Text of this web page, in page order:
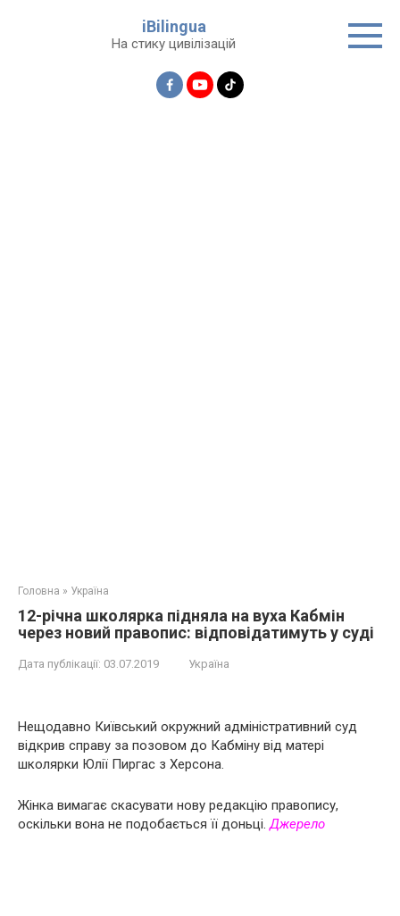
iBilingua
На стику цивілізацій
Головна » Україна
12-річна школярка підняла на вуха Кабмін
через новий правопис: відповідатимуть у суді
Дата публікації: 03.07.2019 Україна
Нещодавно Київський окружний адміністративний суд
відкрив справу за позовом до Кабміну від матері
школярки Юлії Пиргас з Херсона.
Жінка вимагає скасувати нову редакцію правопису,
оскільки вона не подобається її доньці.Джерело